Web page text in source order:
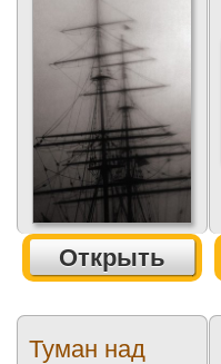
Открыть
Туман над